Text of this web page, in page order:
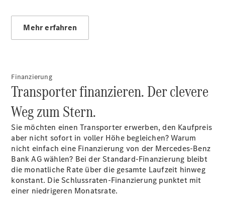
Privatkunden
Leasing
Gewerbekunden
Finanzierung
Privatkunden
Finanzierung
Gewerbekunden
Mercedes-
Benz
Store
Gebrauchtwagensuche
Mehr erfahren
Finanzierung
Transporter finanzieren. Der clevere
Weg zum Stern.
Sie möchten einen Transporter erwerben, den Kaufpreis
aber nicht sofort in voller Höhe begleichen? Warum
nicht einfach eine Finanzierung von der Mercedes-Benz
Bank AG wählen? Bei der Standard-Finanzierung bleibt
die monatliche Rate über die gesamte Laufzeit hinweg
konstant. Die Schlussraten-Finanzierung punktet mit
einer niedrigeren Monatsrate.